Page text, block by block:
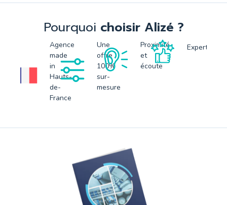
Pourquoi choisir Alizé ?
Agence
made
in
Hauts-
de-
France
Une
offre
100%
sur-
mesure
Proximité
et
écoute
Expertise